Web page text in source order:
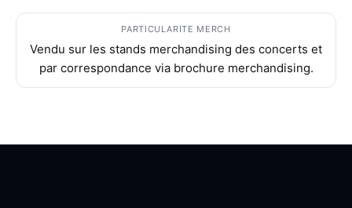
PARTICULARITE MERCH
Vendu sur les stands merchandising des concerts et
par correspondance via brochure merchandising.